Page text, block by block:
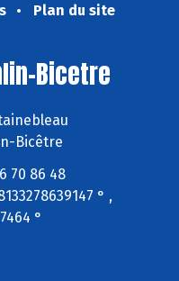
Plan du site
Bicetre
Bicêtre
70 86 48
° ,
°